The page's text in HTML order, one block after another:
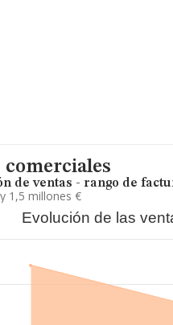
comerciales
de ventas - rango de
1,5 millones €
Evolución de las